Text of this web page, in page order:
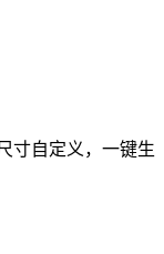
寸自定义，一键生